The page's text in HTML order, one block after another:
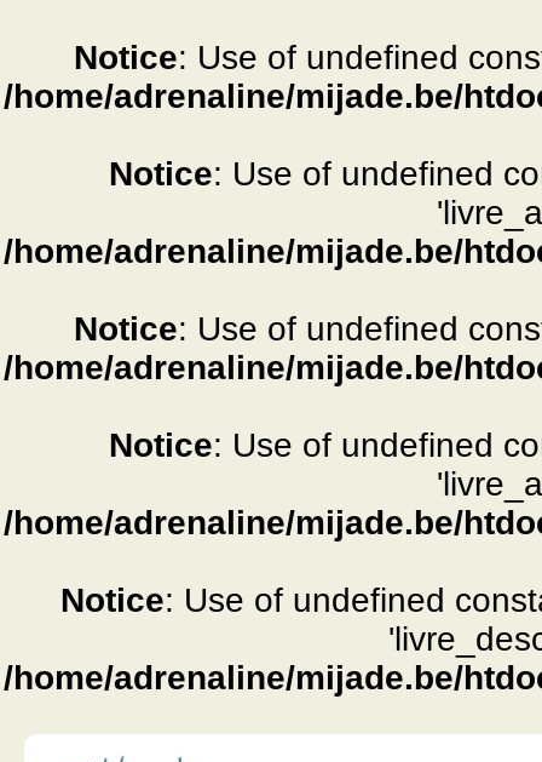
Notice: Use of undefined
/home/adrenaline/mijade.be/
Notice: Use of undefined
/home/adrenaline/mijade.be/
Notice: Use of undefined
/home/adrenaline/mijade.be/
Notice: Use of undefined
/home/adrenaline/mijade.be/
Notice: Use of undefined
/home/adrenaline/mijade.be/